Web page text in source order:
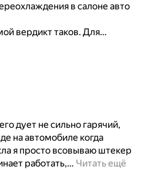
в салоне авто
вердикт таков. Для…
дует не сильно гарячий,
на автомобиле когда
я просто всовываю штекер
работать,… Читать ещё